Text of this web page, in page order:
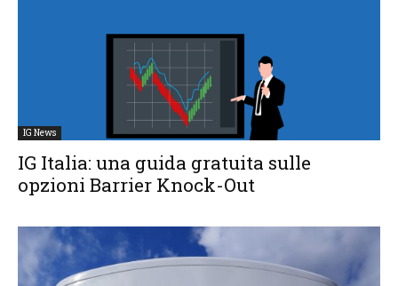
IG News
IG Italia: una guida gratuita sulle
opzioni Barrier Knock-Out